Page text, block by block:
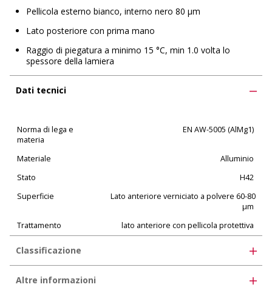
Pellicola esterno bianco, interno nero 80 μm
Lato posteriore con prima mano
Raggio di piegatura a minimo 15 °C, min 1.0 volta lo
spessore della lamiera
Dati tecnici
Norma di lega e
materia
EN AW-5005 (AlMg1)
Materiale
Alluminio
Stato
H42
Superficie
Lato anteriore verniciato a polvere 60-80
µm
Trattamento
lato anteriore con pellicola protettiva
Classificazione
UNSPSC 11.2
Altre informazioni